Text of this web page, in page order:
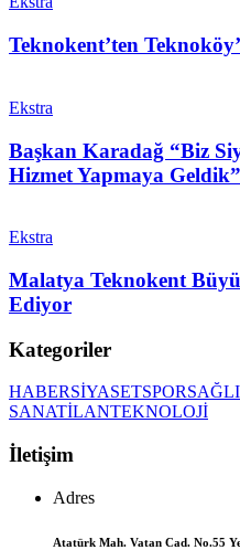
Teknokent’ten
Ekstra
Başkan Karadağ “Biz
Hizmet Yapmaya Geldik”
Ekstra
Malatya Teknokent
Ediyor
Kategoriler
HABERSİYASETSPOR
SANATİLANTEKNOLOJİ
İletişim
Adres
Atatürk Mah. Vatan Cad. No.55